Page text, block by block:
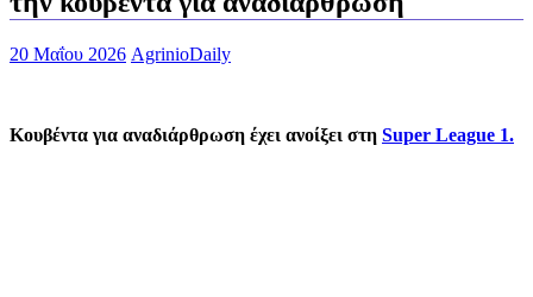
20 Μαΐου 2026 AgrinioDaily
Κουβέντα για αναδιάρθρωση έχει ανοίξει στη Super League 1.